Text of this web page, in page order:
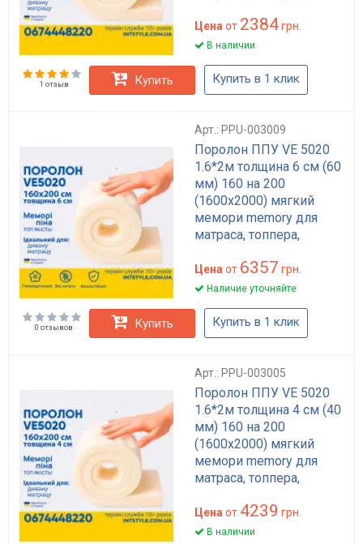
Цена от 2384грн.
В наличии
1 отзыв Купить Купить в 1 клик
Арт.: PPU-003009
Поролон ППУ VE 5020
1.6*2м толщина 6 см (60
мм) 160 на 200
(1600х2000) мягкий
мемори memory для
матраса, топпера,
Цена от 6357 грн.
Наличие уточняйте
0 отзывов Купить Купить в 1 клик
Арт.: PPU-003005
Поролон ППУ VE 5020
1.6*2м толщина 4 см (40
мм) 160 на 200
(1600х2000) мягкий
мемори memory для
матраса, топпера,
Цена от 4239 грн.
В наличии